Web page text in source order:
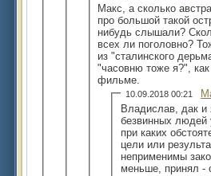
Макс, а сколько
про большой такой
нибудь слышали?
всех ли поголовно?
из "сталинского дерьма"
"часовню тоже я?",
фильме.
10.09.2018 00:21
Владислав, дак
безвинных людей
при каких
цели или
неприменимы
меньше, принял -